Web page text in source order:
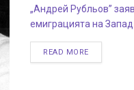
„Андрей Рубльов”
емиграцията на Запад
READ MORE